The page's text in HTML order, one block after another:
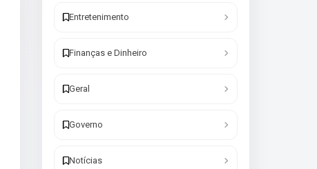
Entretenimento
Finanças e Dinheiro
Geral
Governo
Notícias